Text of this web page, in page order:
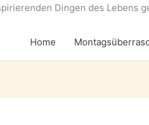
Dingen des Lebens
Home